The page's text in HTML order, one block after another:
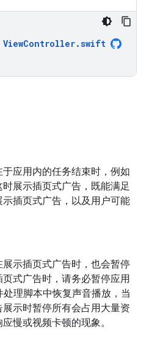
ViewController.swift
应用内的任务结束时，例如
展示插页式广告，既能满足
插页式广告，以及用户可能
示插页式广告时，也会暂停
式广告时，请务必暂停应用
理脚本中恢复声音播放，当
示时暂停所有会占用大量资
慢或视频卡顿的现象。